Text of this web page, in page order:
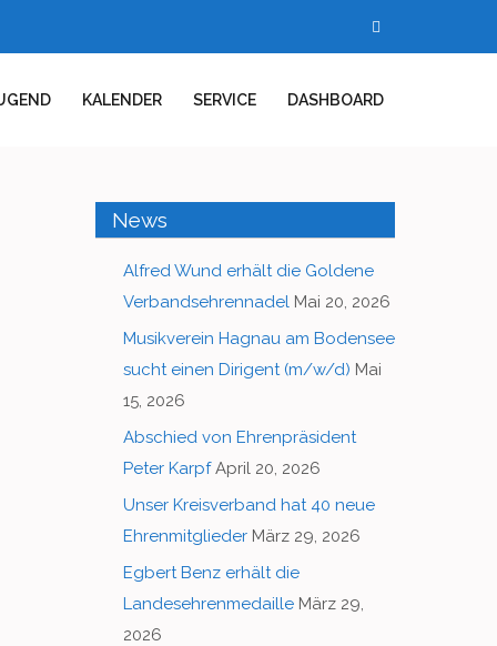
KALENDER SERVICE DASHBOARD
News
Alfred Wund erhält die Goldene
Verbandsehrennadel Mai 20, 2026
Musikverein Hagnau am Bodensee
sucht einen Dirigent (m/w/d) Mai
15, 2026
Abschied von Ehrenpräsident
Peter Karpf April 20, 2026
Unser Kreisverband hat 40 neue
Ehrenmitglieder März 29, 2026
Egbert Benz erhält die
Landesehrenmedaille März 29,
2026